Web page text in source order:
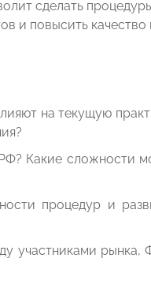
сделать
и повысить качество
на текущую
Какие сложности
процедур и
участниками